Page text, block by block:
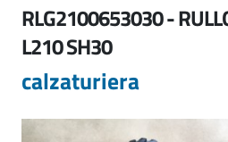
RLG2100653030 -
L210 SH30
calzaturiera